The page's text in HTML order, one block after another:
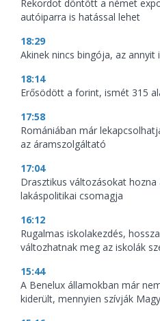
Rekordot döntött a német
autóiparra is hatással lehet
18:29
Akinek nincs bingója, az annyit
18:14
Erősödött a forint, ismét 315
17:58
Romániában már
az áramszolgáltató
17:04
Drasztikus változásokat hozna
lakáspolitikai csomagja
16:12
Rugalmas iskolakezdés,
változhatnak meg az iskolák
15:44
A Benelux államokban már
kiderült, mennyien szívják